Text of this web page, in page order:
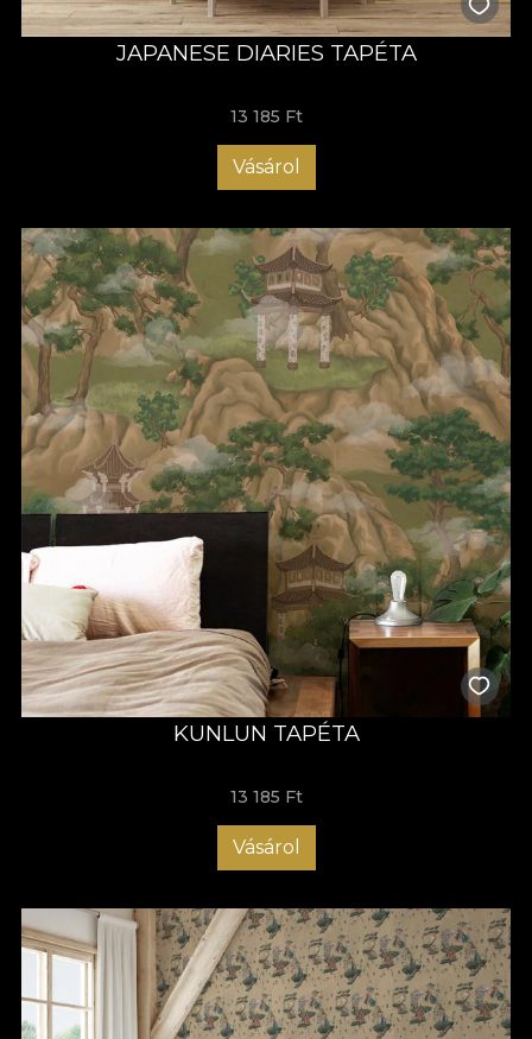
JAPANESE DIARIES TAPÉTA
13 185 Ft
Vásárol
KUNLUN TAPÉTA
13 185 Ft
Vásárol